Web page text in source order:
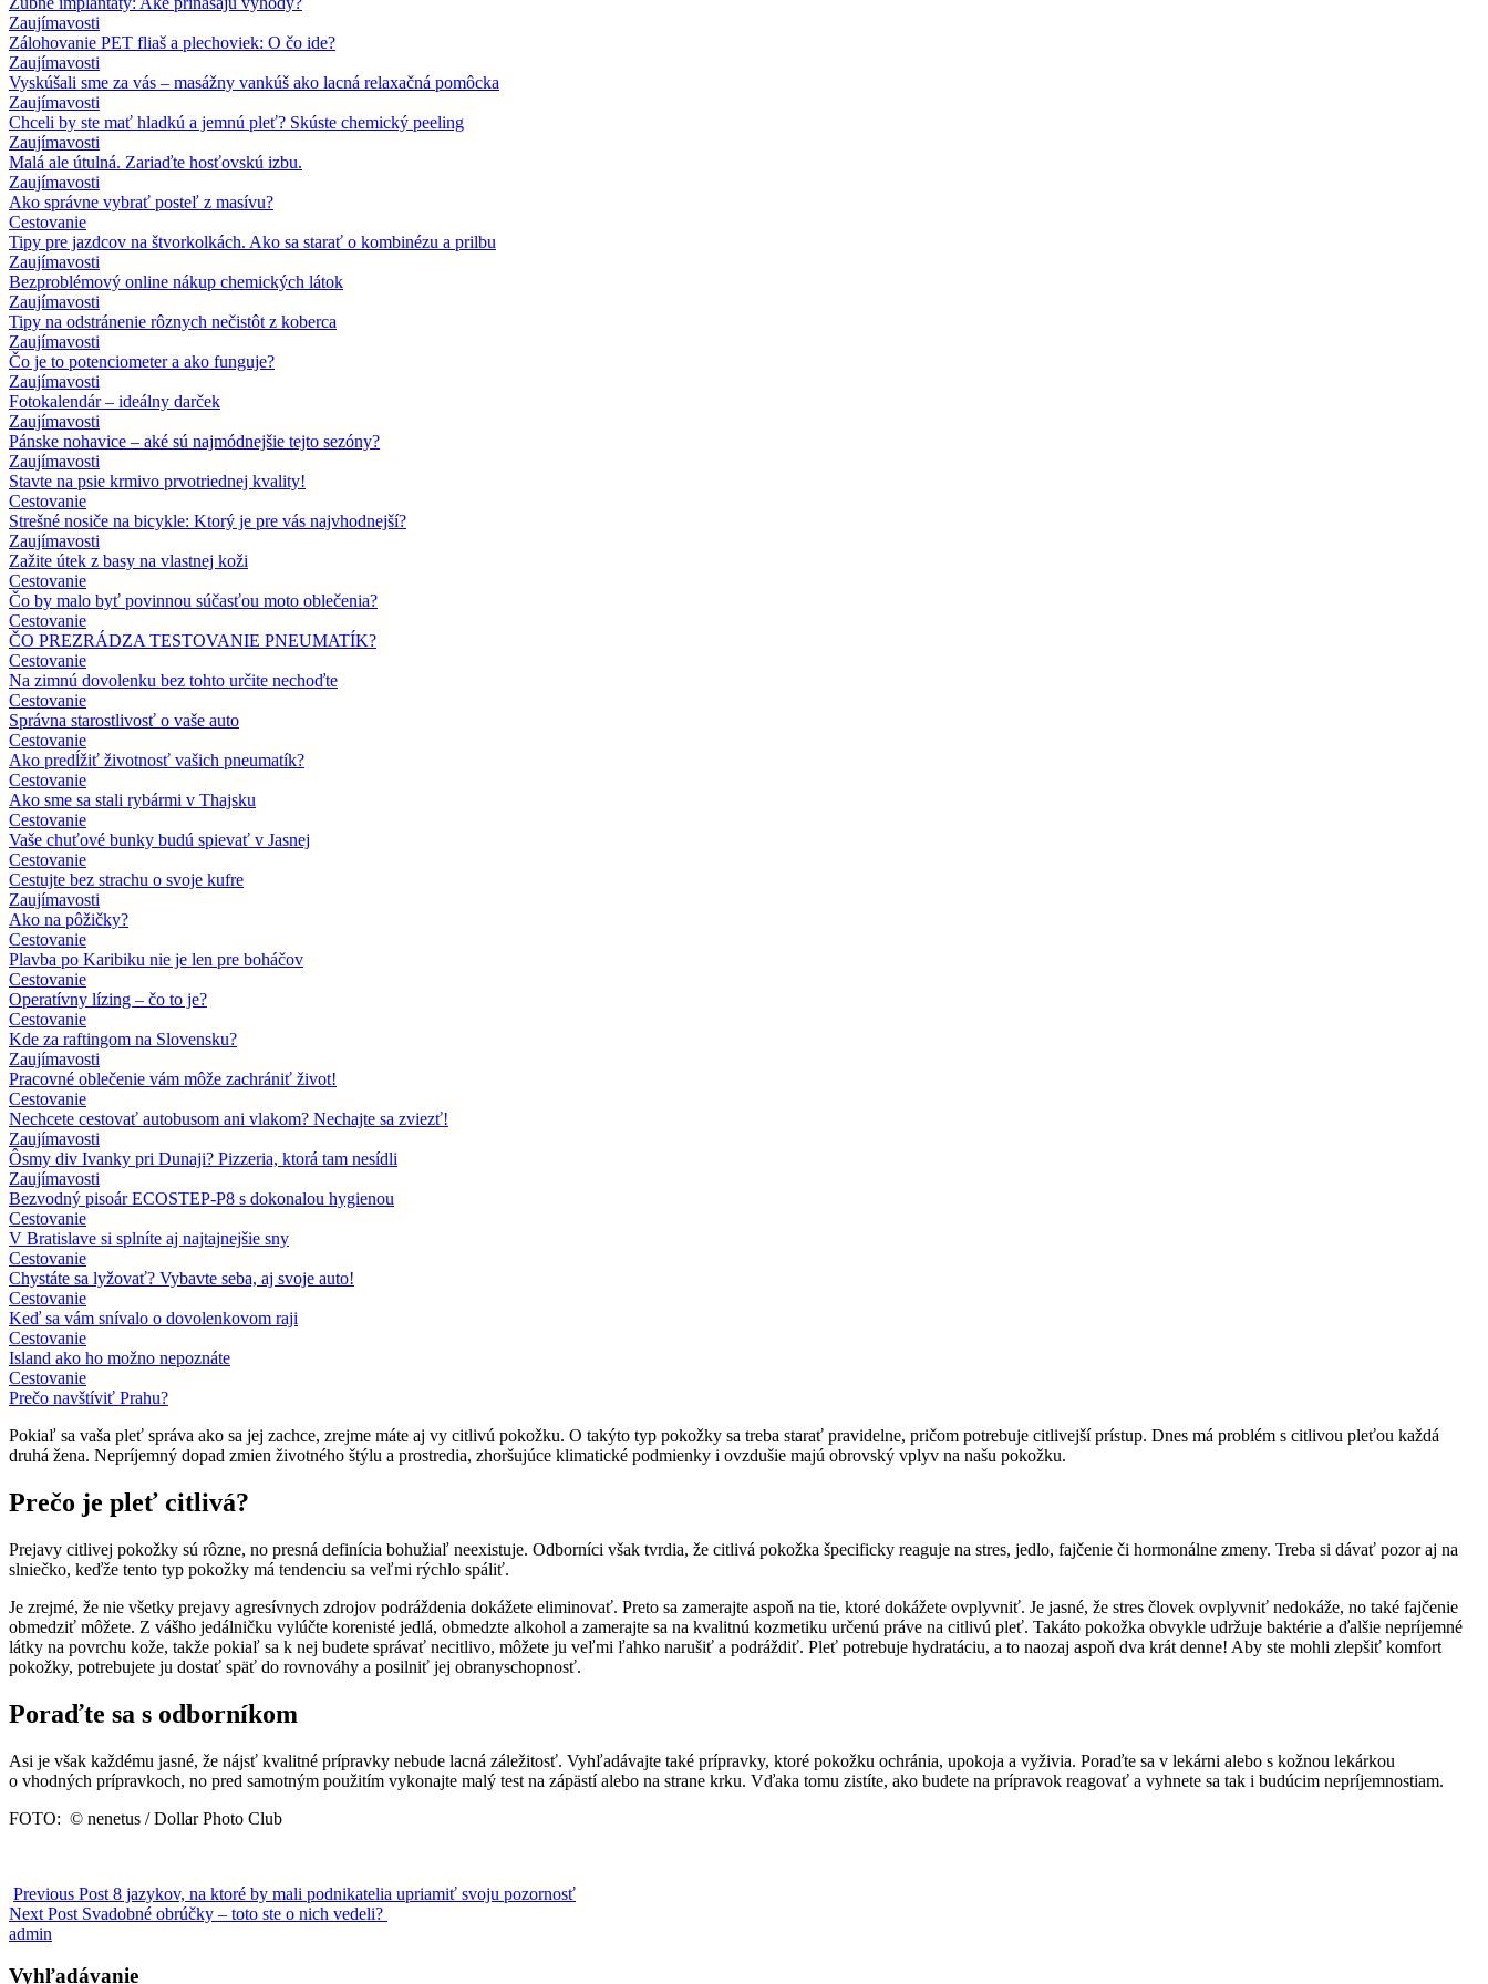
Zaujímavosti
Zálohovanie PET fliaš a plechoviek: O čo ide?
Zaujímavosti
Vyskúšali sme za vás – masážny vankúš ako lacná relaxačná pomôcka
Zaujímavosti
Chceli by ste mať hladkú a jemnú pleť? Skúste chemický peeling
Zaujímavosti
Malá ale útulná. Zariaďte hosťovskú izbu.
Zaujímavosti
Ako správne vybrať posteľ z masívu?
Cestovanie
Tipy pre jazdcov na štvorkolkách. Ako sa starať o kombinézu a prilbu
Zaujímavosti
Bezproblémový online nákup chemických látok
Zaujímavosti
Tipy na odstránenie rôznych nečistôt z koberca
Zaujímavosti
Čo je to potenciometer a ako funguje?
Zaujímavosti
Fotokalendár – ideálny darček
Zaujímavosti
Pánske nohavice – aké sú najmódnejšie tejto sezóny?
Zaujímavosti
Stavte na psie krmivo prvotriednej kvality!
Cestovanie
Strešné nosiče na bicykle: Ktorý je pre vás najvhodnejší?
Zaujímavosti
Zažite útek z basy na vlastnej koži
Cestovanie
Čo by malo byť povinnou súčasťou moto oblečenia?
Cestovanie
ČO PREZRÁDZA TESTOVANIE PNEUMATÍK?
Cestovanie
Na zimnú dovolenku bez tohto určite nechoďte
Cestovanie
Správna starostlivosť o vaše auto
Cestovanie
Ako predĺžiť životnosť vašich pneumatík?
Cestovanie
Ako sme sa stali rybármi v Thajsku
Cestovanie
Vaše chuťové bunky budú spievať v Jasnej
Cestovanie
Cestujte bez strachu o svoje kufre
Zaujímavosti
Ako na pôžičky?
Cestovanie
Plavba po Karibiku nie je len pre boháčov
Cestovanie
Operatívny lízing – čo to je?
Cestovanie
Kde za raftingom na Slovensku?
Zaujímavosti
Pracovné oblečenie vám môže zachrániť život!
Cestovanie
Nechcete cestovať autobusom ani vlakom? Nechajte sa zviezť!
Zaujímavosti
Ôsmy div Ivanky pri Dunaji? Pizzeria, ktorá tam nesídli
Zaujímavosti
Bezvodný pisoár ECOSTEP-P8 s dokonalou hygienou
Cestovanie
V Bratislave si splníte aj najtajnejšie sny
Cestovanie
Chystáte sa lyžovať? Vybavte seba, aj svoje auto!
Cestovanie
Keď sa vám snívalo o dovolenkovom raji
Cestovanie
Island ako ho možno nepoznáte
Cestovanie
Prečo navštíviť Prahu?
Pokiaľ sa vaša pleť správa ako sa jej zachce, zrejme máte aj vy citlivú pokožku. O takýto typ pokožky sa treba starať pravidelne, pričom potrebuje citlivejší prístup. Dnes má problém s citlivou pleťou každá
druhá žena. Nepríjemný dopad zmien životného štýlu a prostredia, zhoršujúce klimatické podmienky i ovzdušie majú obrovský vplyv na našu pokožku.
Prečo je pleť citlivá?
Prejavy citlivej pokožky sú rôzne, no presná definícia bohužiaľ neexistuje. Odborníci však tvrdia, že citlivá pokožka špecificky reaguje na stres, jedlo, fajčenie či hormonálne zmeny. Treba si dávať pozor aj na
slniečko, keďže tento typ pokožky má tendenciu sa veľmi rýchlo spáliť.
Je zrejmé, že nie všetky prejavy agresívnych zdrojov podráždenia dokážete eliminovať. Preto sa zamerajte aspoň na tie, ktoré dokážete ovplyvniť. Je jasné, že stres človek ovplyvniť nedokáže, no také fajčenie
obmedziť môžete. Z vášho jedálničku vylúčte korenisté jedlá, obmedzte alkohol a zamerajte sa na kvalitnú kozmetiku určenú práve na citlivú pleť. Takáto pokožka obvykle udržuje baktérie a ďalšie nepríjemné
látky na povrchu kože, takže pokiaľ sa k nej budete správať necitlivo, môžete ju veľmi ľahko narušiť a podráždiť. Pleť potrebuje hydratáciu, a to naozaj aspoň dva krát denne! Aby ste mohli zlepšiť komfort
pokožky, potrebujete ju dostať späť do rovnováhy a posilniť jej obranyschopnosť.
Poraďte sa s odborníkom
Asi je však každému jasné, že nájsť kvalitné prípravky nebude lacná záležitosť. Vyhľadávajte také prípravky, ktoré pokožku ochránia, upokoja a vyživia. Poraďte sa v lekárni alebo s kožnou lekárkou
o vhodných prípravkoch, no pred samotným použitím vykonajte malý test na zápästí alebo na strane krku. Vďaka tomu zistíte, ako budete na prípravok reagovať a vyhnete sa tak i budúcim nepríjemnostiam.
FOTO: © nenetus / Dollar Photo Club
Previous Post 8 jazykov, na ktoré by mali podnikatelia upriamiť svoju pozornosť
Next Post Svadobné obrúčky – toto ste o nich vedeli?
admin
Vyhľadávanie